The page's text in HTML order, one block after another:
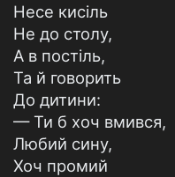
Несе кисіль
Не до столу,
А в постіль,
Та й говорить
До дитини:
— Ти б хоч вмився,
Любий сину,
Хоч промий